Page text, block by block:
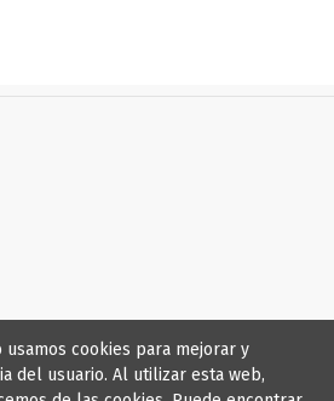
usamos cookies para mejorar y
del usuario. Al utilizar esta web,